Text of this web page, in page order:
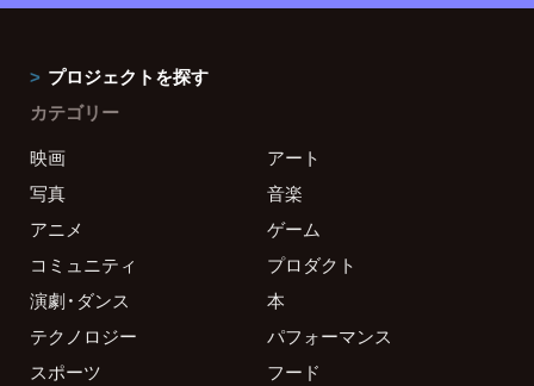
プロジェクトを探す
カテゴリー
映画
アート
写真
音楽
アニメ
ゲーム
コミュニティ
プロダクト
演劇・ダンス
本
テクノロジー
パフォーマンス
スポーツ
フード